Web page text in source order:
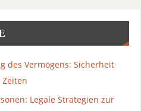
des Vermögens: Sicherheit
Legale Strategien zur